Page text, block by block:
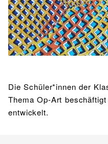
BIBLIOTHEK
Bibliothek
Lehrmittelfreiheit
Mensa & Bistro
Food Scouts
SPORT
Sport als Leistungsfach
Die Schüler*innen der
Thema Op-Art
entwickelt.